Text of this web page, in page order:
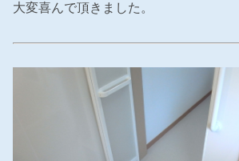
大変喜んで頂きました。